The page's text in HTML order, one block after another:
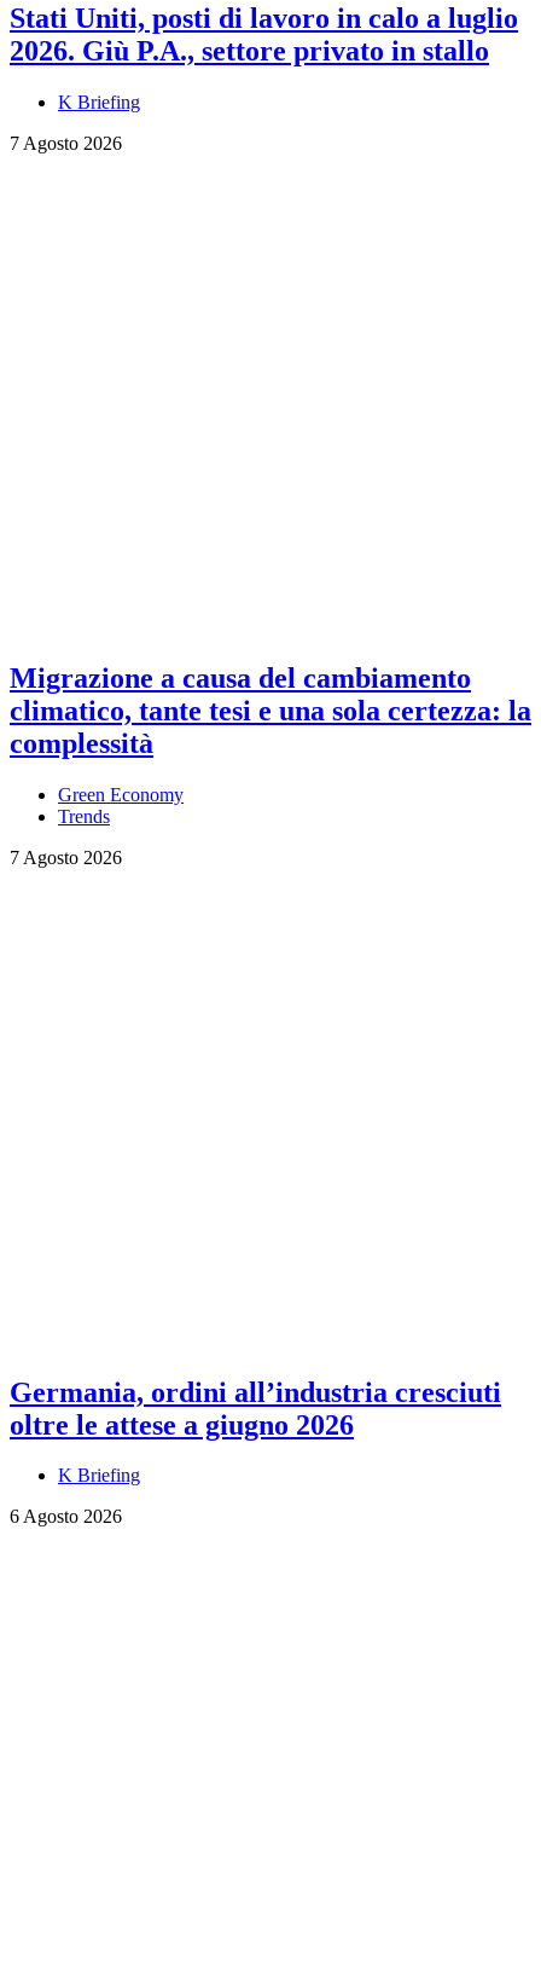
Stati Uniti, posti di lavoro in calo a luglio
2026. Giù P.A., settore privato in stallo
K Briefing
7 Agosto 2026
Migrazione a causa del cambiamento
climatico, tante tesi e una sola certezza: la
complessità
Green Economy
Trends
7 Agosto 2026
Germania, ordini all’industria cresciuti
oltre le attese a giugno 2026
K Briefing
6 Agosto 2026